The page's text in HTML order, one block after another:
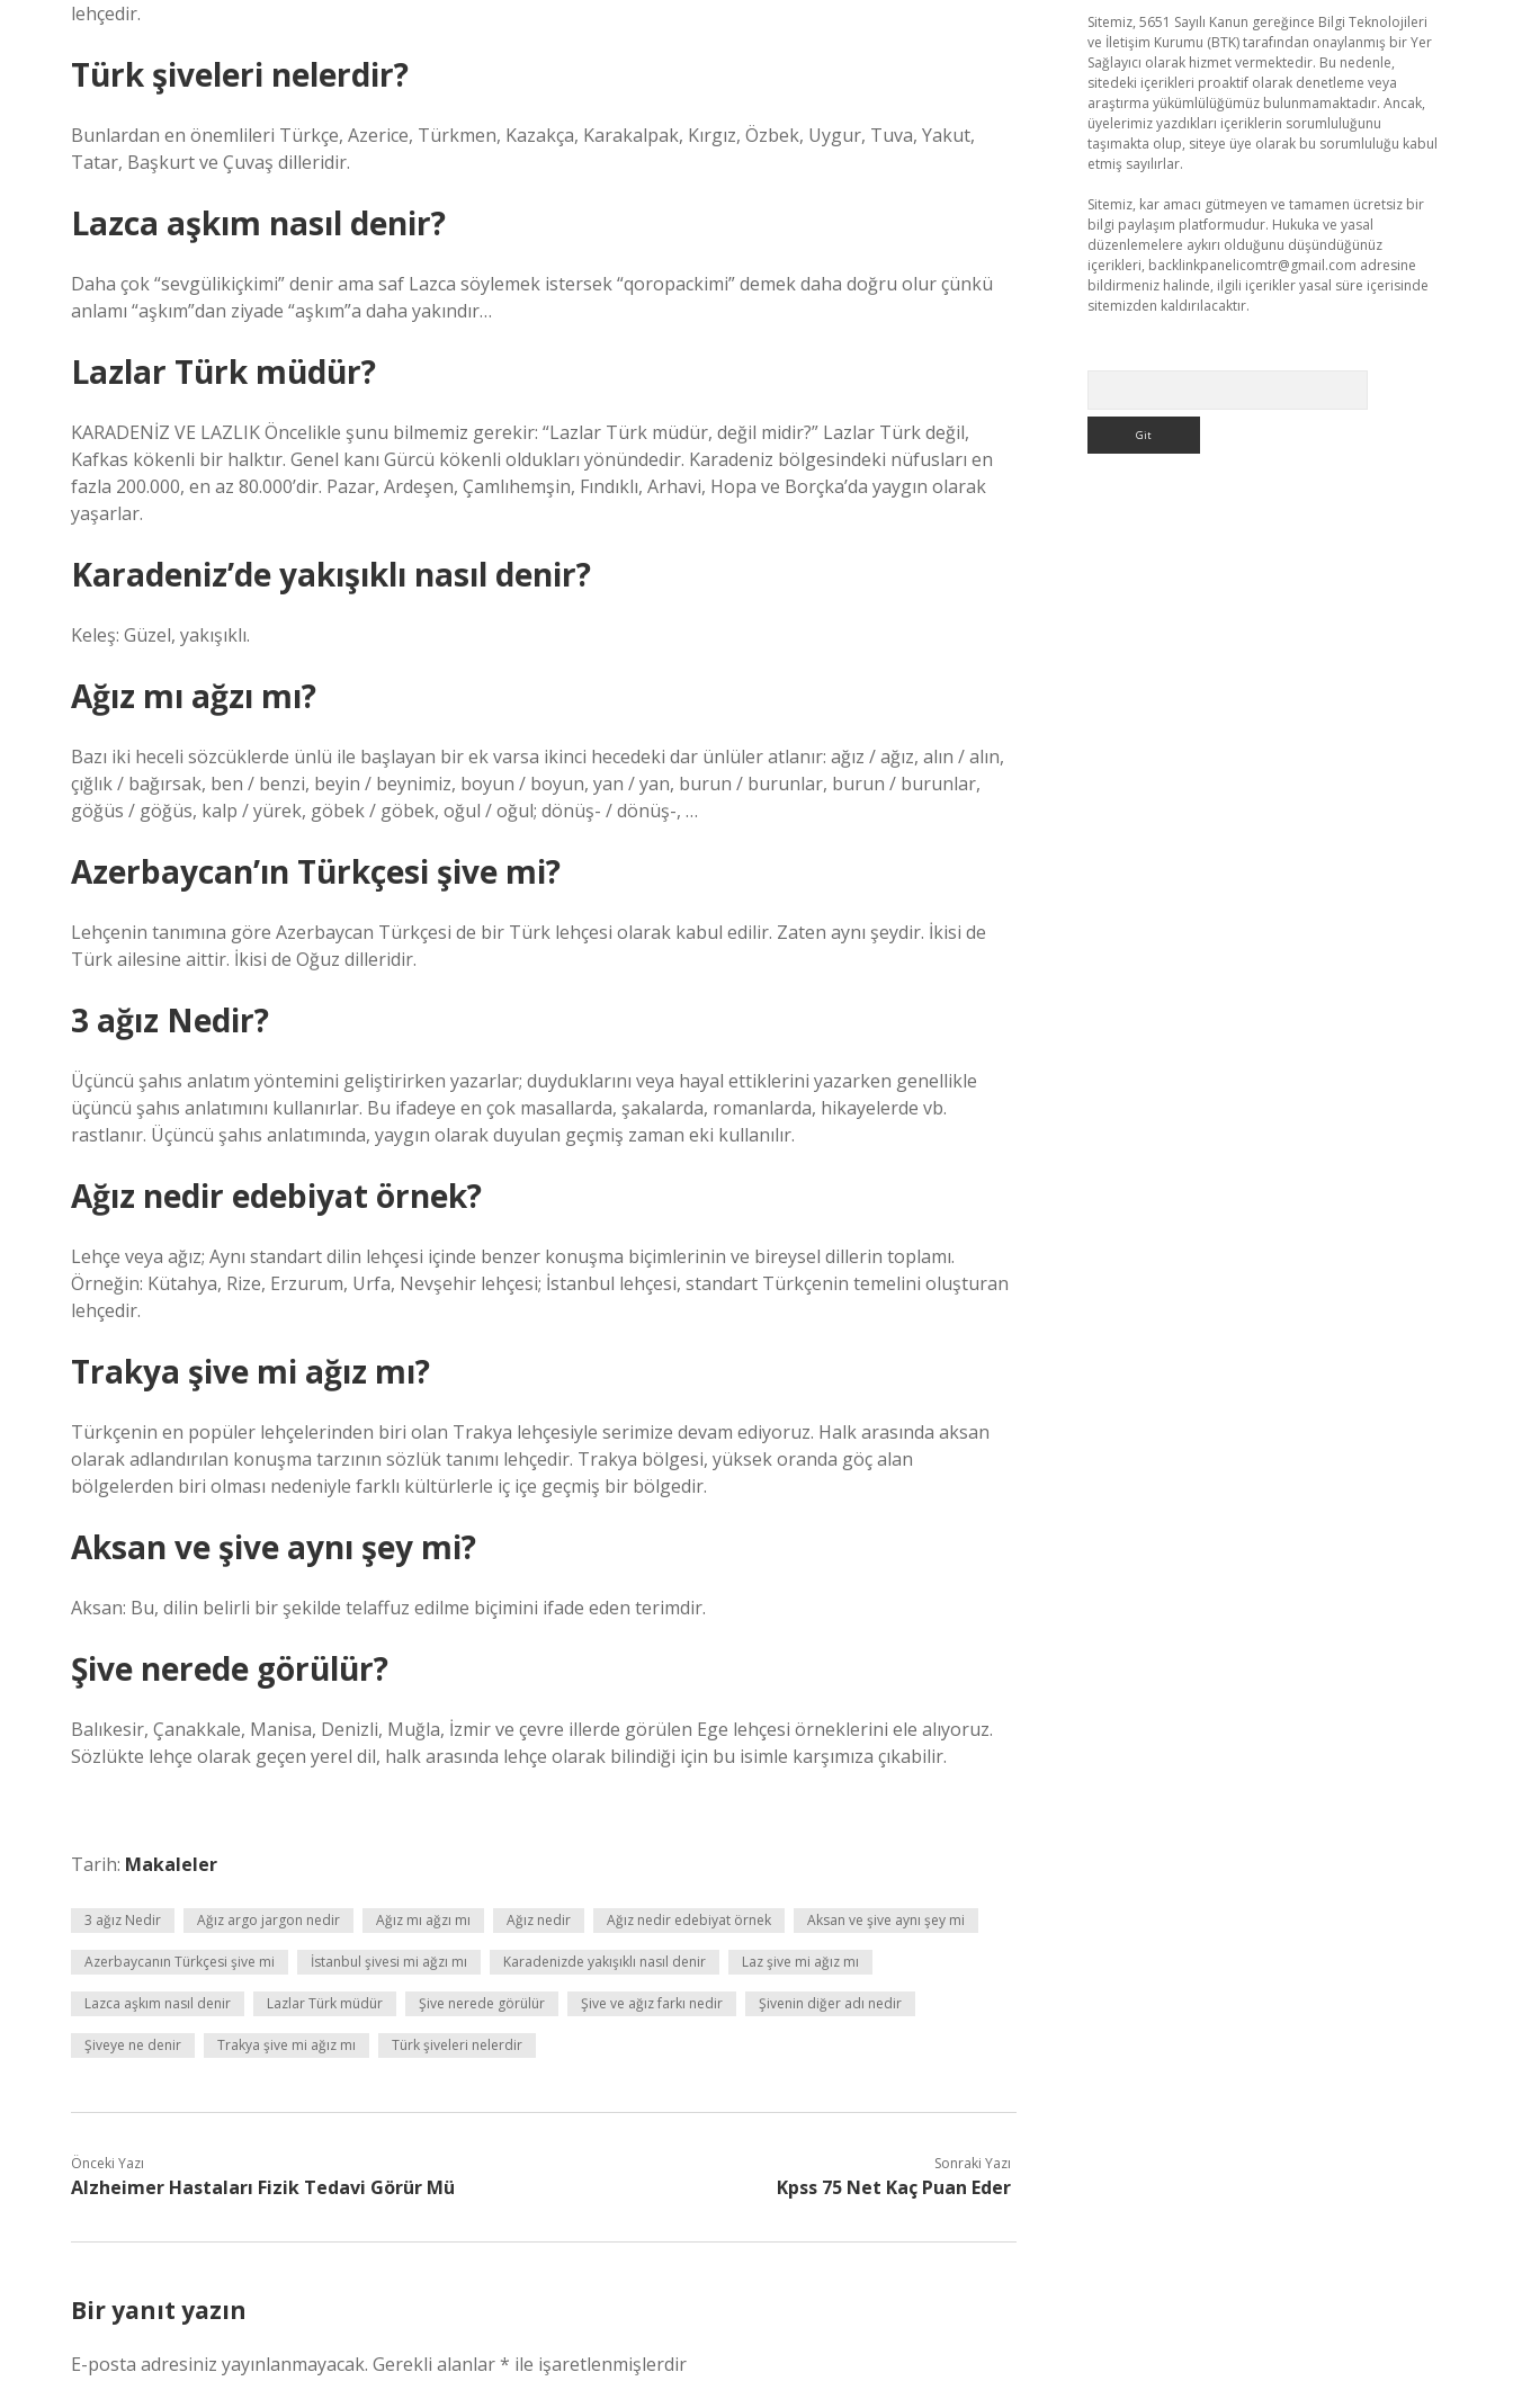
lehçedir.
Türk şiveleri nelerdir?
Bunlardan en önemlileri Türkçe, Azerice, Türkmen, Kazakça, Karakalpak, Kırgız, Özbek, Uygur, Tuva, Yakut,
Tatar, Başkurt ve Çuvaş dilleridir.
Lazca aşkım nasıl denir?
Daha çok “sevgülikiçkimi” denir ama saf Lazca söylemek istersek “qoropackimi” demek daha doğru olur çünkü
anlamı “aşkım”dan ziyade “aşkım”a daha yakındır…
Lazlar Türk müdür?
KARADENİZ VE LAZLIK Öncelikle şunu bilmemiz gerekir: “Lazlar Türk müdür, değil midir?” Lazlar Türk değil,
Kafkas kökenli bir halktır. Genel kanı Gürcü kökenli oldukları yönündedir. Karadeniz bölgesindeki nüfusları en
fazla 200.000, en az 80.000’dir. Pazar, Ardeşen, Çamlıhemşin, Fındıklı, Arhavi, Hopa ve Borçka’da yaygın olarak
yaşarlar.
Karadeniz’de yakışıklı nasıl denir?
Keleş: Güzel, yakışıklı.
Ağız mı ağzı mı?
Bazı iki heceli sözcüklerde ünlü ile başlayan bir ek varsa ikinci hecedeki dar ünlüler atlanır: ağız / ağız, alın / alın,
çığlık / bağırsak, ben / benzi, beyin / beynimiz, boyun / boyun, yan / yan, burun / burunlar, burun / burunlar,
göğüs / göğüs, kalp / yürek, göbek / göbek, oğul / oğul; dönüş- / dönüş-, …
Azerbaycan’ın Türkçesi şive mi?
Lehçenin tanımına göre Azerbaycan Türkçesi de bir Türk lehçesi olarak kabul edilir. Zaten aynı şeydir. İkisi de
Türk ailesine aittir. İkisi de Oğuz dilleridir.
3 ağız Nedir?
Üçüncü şahıs anlatım yöntemini geliştirirken yazarlar; duyduklarını veya hayal ettiklerini yazarken genellikle
üçüncü şahıs anlatımını kullanırlar. Bu ifadeye en çok masallarda, şakalarda, romanlarda, hikayelerde vb.
rastlanır. Üçüncü şahıs anlatımında, yaygın olarak duyulan geçmiş zaman eki kullanılır.
Ağız nedir edebiyat örnek?
Lehçe veya ağız; Aynı standart dilin lehçesi içinde benzer konuşma biçimlerinin ve bireysel dillerin toplamı.
Örneğin: Kütahya, Rize, Erzurum, Urfa, Nevşehir lehçesi; İstanbul lehçesi, standart Türkçenin temelini oluşturan
lehçedir.
Trakya şive mi ağız mı?
Türkçenin en popüler lehçelerinden biri olan Trakya lehçesiyle serimize devam ediyoruz. Halk arasında aksan
olarak adlandırılan konuşma tarzının sözlük tanımı lehçedir. Trakya bölgesi, yüksek oranda göç alan
bölgelerden biri olması nedeniyle farklı kültürlerle iç içe geçmiş bir bölgedir.
Aksan ve şive aynı şey mi?
Aksan: Bu, dilin belirli bir şekilde telaffuz edilme biçimini ifade eden terimdir.
Şive nerede görülür?
Balıkesir, Çanakkale, Manisa, Denizli, Muğla, İzmir ve çevre illerde görülen Ege lehçesi örneklerini ele alıyoruz.
Sözlükte lehçe olarak geçen yerel dil, halk arasında lehçe olarak bilindiği için bu isimle karşımıza çıkabilir.
Tarih: Makaleler
3 ağız Nedir Ağız argo jargon nedir Ağız mı ağzı mı Ağız nedir Ağız nedir edebiyat örnek Aksan ve şive aynı şey mi
Azerbaycanın Türkçesi şive mi İstanbul şivesi mi ağzı mı Karadenizde yakışıklı nasıl denir Laz şive mi ağız mı
Lazca aşkım nasıl denir Lazlar Türk müdür Şive nerede görülür Şive ve ağız farkı nedir Şivenin diğer adı nedir
Şiveye ne denir Trakya şive mi ağız mı Türk şiveleri nelerdir
Önceki Yazı
Alzheimer Hastaları Fizik Tedavi Görür Mü
Sonraki Yazı
Kpss 75 Net Kaç Puan Eder
Bir yanıt yazın
E-posta adresiniz yayınlanmayacak. Gerekli alanlar* ile işaretlenmişlerdir
Sitemiz, 5651 Sayılı Kanun gereğince Bilgi Teknolojileri
ve İletişim Kurumu (BTK) tarafından onaylanmış bir Yer
Sağlayıcı olarak hizmet vermektedir. Bu nedenle,
sitedeki içerikleri proaktif olarak denetleme veya
araştırma yükümlülüğümüz bulunmamaktadır. Ancak,
üyelerimiz yazdıkları içeriklerin sorumluluğunu
taşımakta olup, siteye üye olarak bu sorumluluğu kabul
etmiş sayılırlar.
Sitemiz, kar amacı gütmeyen ve tamamen ücretsiz bir
bilgi paylaşım platformudur. Hukuka ve yasal
düzenlemelere aykırı olduğunu düşündüğünüz
içerikleri, backlinkpanelicomtr@gmail.com adresine
bildirmeniz halinde, ilgili içerikler yasal süre içerisinde
sitemizden kaldırılacaktır.